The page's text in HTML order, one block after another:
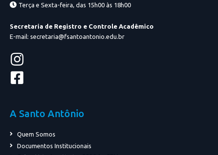
Terça e Sexta-feira, das 15h00 às 18h00
Secretaria de Registro e Controle Acadêmico
E-mail: secretaria@fsantoantonio.edu.br
A Santo Antônio
Quem Somos
Documentos Institucionais